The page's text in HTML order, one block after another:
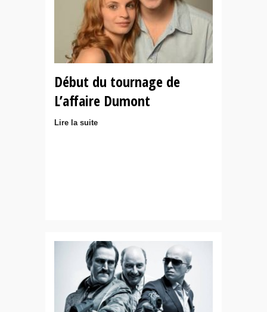
Début du tournage de
L’affaire Dumont
Lire la suite